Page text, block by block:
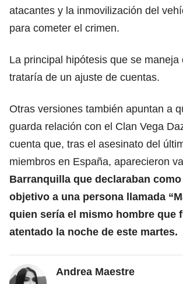
atacantes y la inmovilización del
para cometer el crimen.
La principal hipótesis que se maneja
trataría de un ajuste de cuentas.
Otras versiones también apuntan a
guarda relación con el Clan Vega
cuenta que, tras el asesinato del
miembros en España, aparecieron
Barranquilla que declaraban
objetivo a una persona llamada
quien sería el mismo hombre que
atentado la noche de este martes.
Andrea Maestre